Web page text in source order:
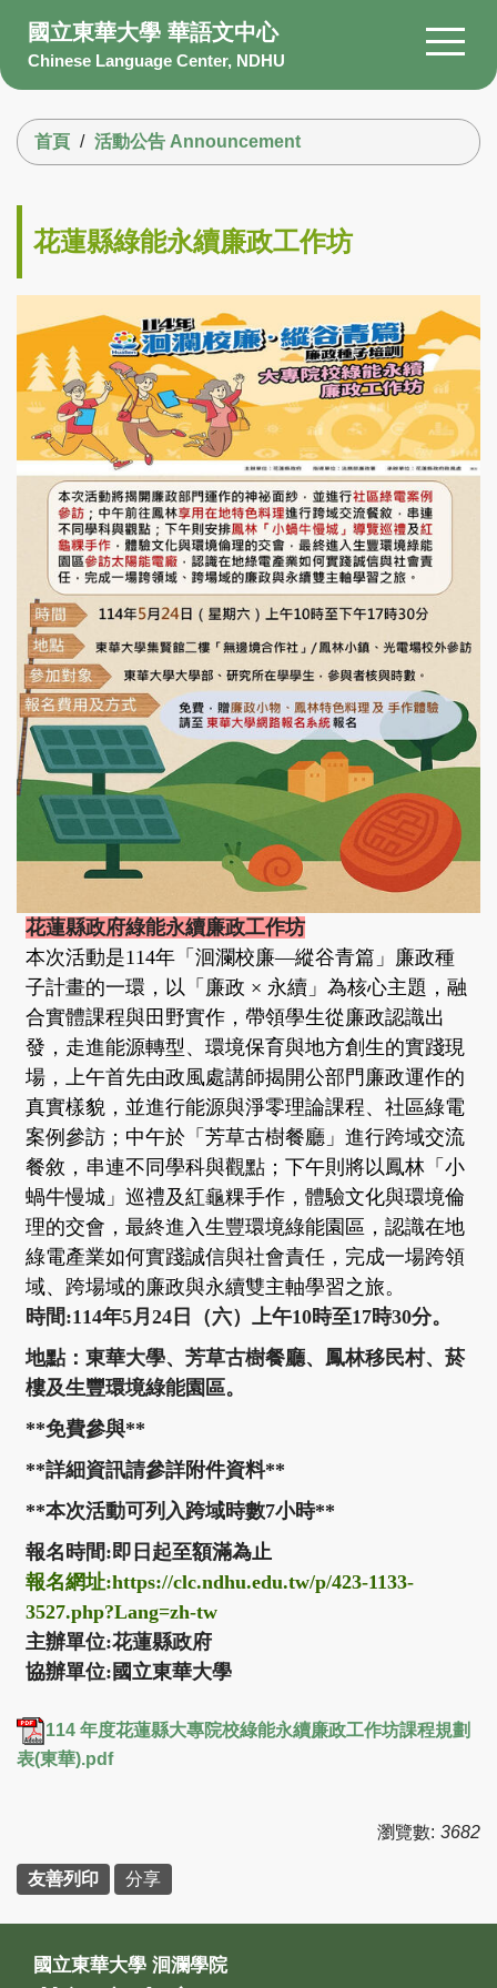
內
容
國立東華大學 華語文中心
Chinese Language Center, NDHU
搜尋
Courses
Scholarship
Information
Facility
Q&A
首頁 活動公告 Announcement
花蓮縣綠能永續廉政工作坊
花蓮縣政府綠能永續廉政工作坊
本次活動是114年「洄瀾校廉—縱谷青篇」廉政種
子計畫的一環，以「廉政 × 永續」為核心主題，融
合實體課程與田野實作，帶領學生從廉政認識出
發，走進能源轉型、環境保育與地方創生的實踐現
場，上午首先由政風處講師揭開公部門廉政運作的
真實樣貌，並進行能源與淨零理論課程、社區綠電
案例參訪；中午於「芳草古樹餐廳」進行跨域交流
餐敘，串連不同學科與觀點；下午則將以鳳林「小
蝸牛慢城」巡禮及紅龜粿手作，體驗文化與環境倫
理的交會，最終進入生豐環境綠能園區，認識在地
綠電產業如何實踐誠信與社會責任，完成一場跨領
域、跨場域的廉政與永續雙主軸學習之旅。
時間:114年5月24日（六）上午10時至17時30分。
地點：東華大學、芳草古樹餐廳、鳳林移民村、菸
樓及生豐環境綠能園區。
**免費參與**
**詳細資訊請參詳附件資料**
**本次活動可列入跨域時數7小時**
報名時間:即日起至額滿為止
報名網址:https://clc.ndhu.edu.tw/p/423-1133-
3527.php?Lang=zh-tw
主辦單位:花蓮縣政府
協辦單位:國立東華大學
114 年度花蓮縣大專院校綠能永續廉政工作坊課程規劃
表(東華).pdf
瀏覽數: 3682
友善列印 分享
國立東華大學 洄瀾學院